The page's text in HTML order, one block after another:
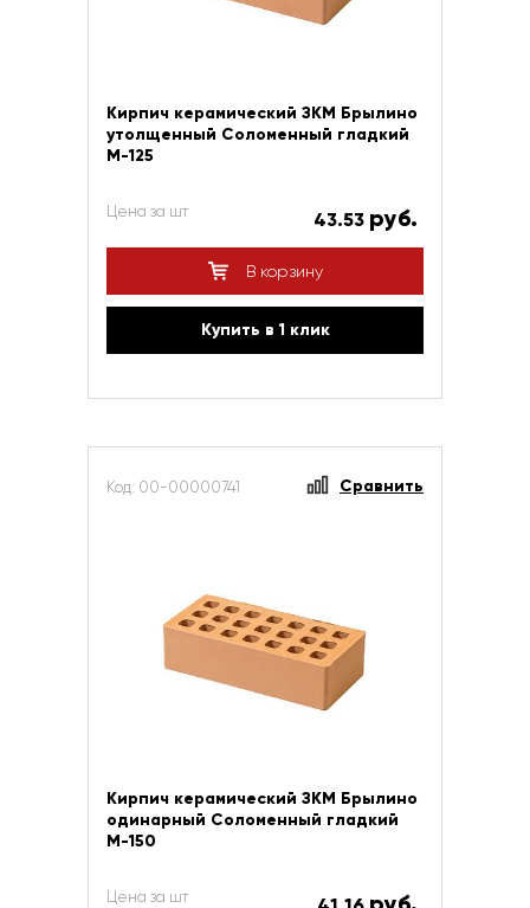
Кирпич керамический ЗКМ Брылино
утолщенный Соломенный гладкий
М-125
Цена за шт 43.53 руб.
В корзину
Купить в 1 клик
Код: 00-00000741 Сравнить
Кирпич керамический ЗКМ Брылино
одинарный Соломенный гладкий
М-150
Цена за шт